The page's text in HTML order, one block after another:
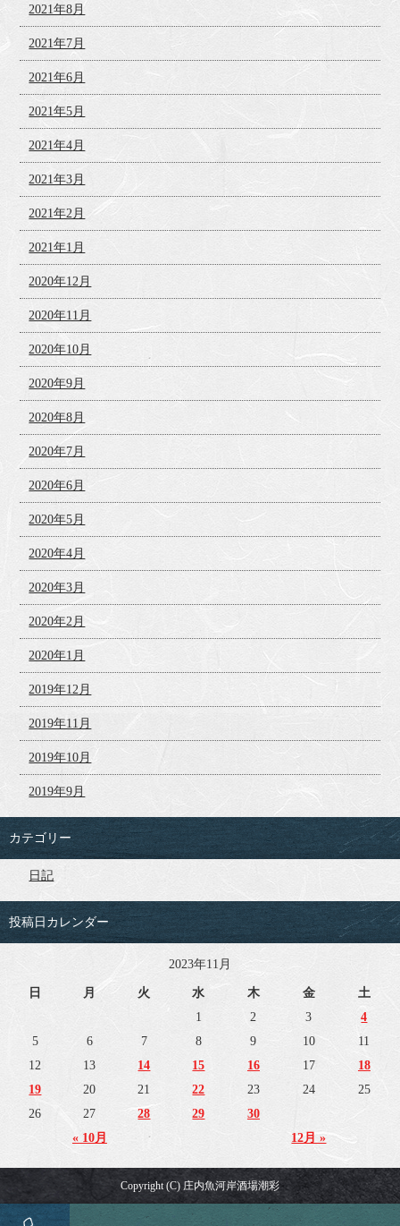
2021年8月
2021年7月
2021年6月
2021年5月
2021年4月
2021年3月
2021年2月
2021年1月
2020年12月
2020年11月
2020年10月
2020年9月
2020年8月
2020年7月
2020年6月
2020年5月
2020年4月
2020年3月
2020年2月
2020年1月
2019年12月
2019年11月
2019年10月
2019年9月
カテゴリー
日記
投稿日カレンダー
2023年11月
日 月 火 水 木 金 土
« 10月 12月 »
1 2 3
4
5
6 7 8 9 10
11
12
13 14 15 16 17
18
19
20 21 22 23 24
25
26
27 28 29 30
Copyright (C) 庄内魚河岸酒場潮彩